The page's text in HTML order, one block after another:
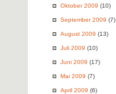
Oktober 2009 (10)
September 2009 (7)
August 2009 (13)
Juli 2009 (10)
Juni 2009 (17)
Mai 2009 (7)
April 2009 (6)